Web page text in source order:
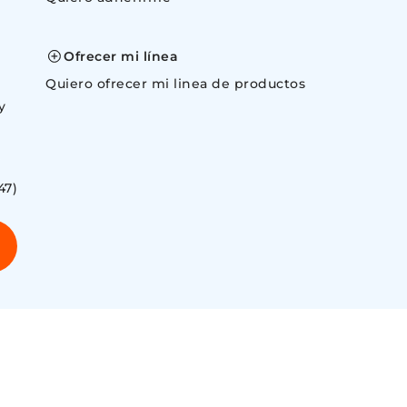
Ofrecer mi línea
Quiero ofrecer mi linea de productos